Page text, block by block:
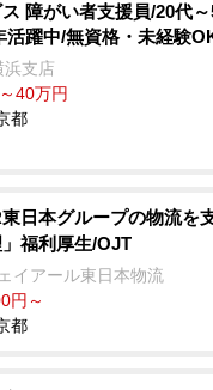
障がい者支援員/20代
活躍中/無資格・未経験
浜支店
40万円
都
日本グループの物流を
」福利厚生/OJT
イアール東日本物流
円～
都